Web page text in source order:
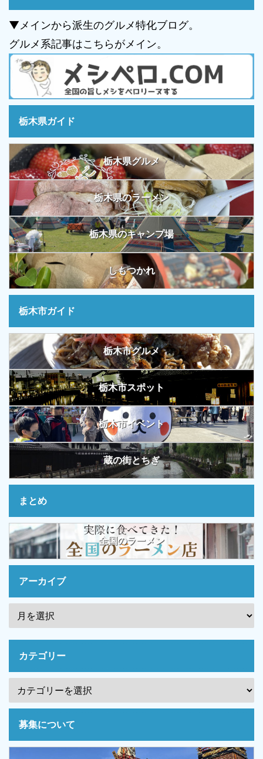
▼メインから派生のグルメ特化ブログ。
グルメ系記事はこちらがメイン。
栃木県ガイド
栃木県グルメ
栃木県のラーメン
栃木県のキャンプ場
しもつかれ
栃木市ガイド
栃木市グルメ
栃木市スポット
栃木市イベント
蔵の街とちぎ
まとめ
全国のラーメン
アーカイブ
カテゴリー
募集について